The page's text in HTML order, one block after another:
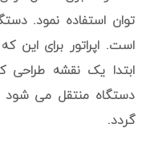
است. اپراتور برای این
ابتدا یک نقشه طراحی
دستگاه منتقل می شود
گردد.